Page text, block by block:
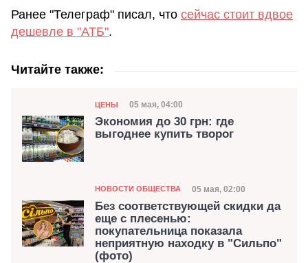
Ранее "Телеграф" писал, что сейчас стоит вдвое
дешевле в "АТБ".
Читайте также:
Категория
ЦЕНЫ Дата публикации
05 мая, 04:00
Экономия до 30 грн: где
выгоднее купить творог
Категория
НОВОСТИ ОБЩЕСТВА Дата публикации
05 мая, 02:00
Без соответствующей скидки да
еще с плесенью:
покупательница показала
неприятную находку в "Сильпо"
(фото)